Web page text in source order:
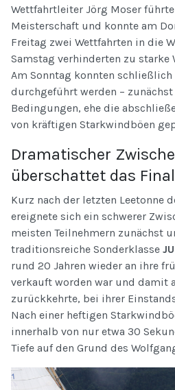
Wettfahrtleiter Jörg Moser
Meisterschaft und konnte am
Freitag zwei Wettfahrten in die
Samstag verhinderten zu starke
Am Sonntag konnten
durchgeführt werden –
Bedingungen, ehe die
von kräftigen Starkwindböen
Dramatischer
überschattet das
Kurz nach der letzten Leetonne
ereignete sich ein schwerer
meisten Teilnehmern zunächst
traditionsreiche Sonderklasse
rund 20 Jahren wieder an ihre
verkauft worden war und damit
zurückkehrte, bei ihrer
Nach einer heftigen
innerhalb von nur etwa 30
Tiefe auf den Grund des